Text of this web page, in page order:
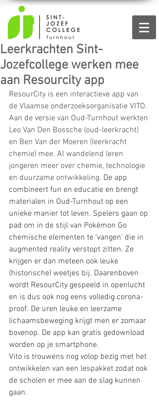
Leerkrachten Sint-
Jozefcollege werken mee
aan Resourcity app
ResourCity is een interactieve app van
de Vlaamse onderzoeksorganisatie VITO.
Aan de versie van Oud-Turnhout werkten
Leo Van Den Bossche (oud-leerkracht)
en Ben Van der Moeren (leerkracht
chemie) mee. Al wandelend leren
jongeren meer over chemie, technologie
en duurzame ontwikkeling. De app
combineert fun en educatie en brengt
materialen in Oud-Turnhout op een
unieke manier tot leven. Spelers gaan op
pad om in de stijl van Pokémon Go
chemische elementen te ‘vangen’ die in
augmented reality verstopt zitten. Ze
krijgen er dan meteen ook leuke
(historische) weetjes bij. Daarenboven
wordt ResourCity gespeeld in openlucht
en is dus ook nog eens volledig corona-
proof. De uren leuke en leerzame
lichaamsbeweging krijgt men er zomaar
bovenop. De app kan gratis gedownload
worden op je smartphone.
Vito is trouwens nog volop bezig met het
ontwikkelen van een lespakket zodat ook
de scholen er mee aan de slag kunnen
gaan.